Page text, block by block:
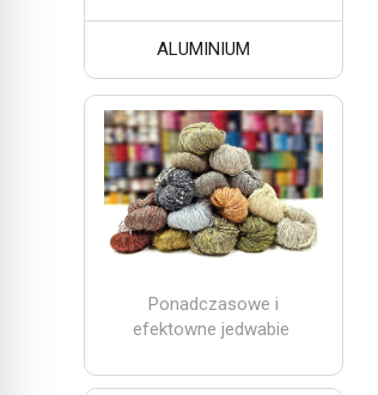
ALUMINIUM
Ponadczasowe i
efektowne jedwabie